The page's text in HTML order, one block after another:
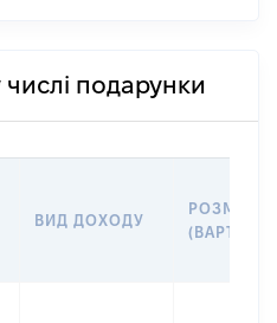
числі подарунки
ВИД ДОХОДУ
РОЗМІР